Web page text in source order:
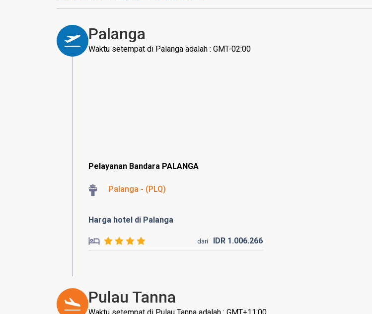
Palanga
Waktu setempat di Palanga adalah : GMT-02:00
Pelayanan Bandara PALANGA
Palanga - (PLQ)
Harga hotel di Palanga
dari IDR 1.006.266
Pulau Tanna